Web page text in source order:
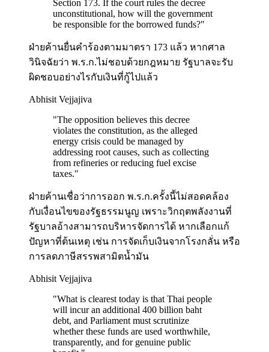
Section 173. If the court rules the decree
unconstitutional, how will the government
be responsible for the borrowed funds?"
ฝ่ายค้านยื่นคำร้องตามมาตรา 173 แล้ว หากศาล
วินิจฉัยว่า พ.ร.ก.ไม่ชอบด้วยกฎหมาย รัฐบาลจะรับ
ผิดชอบอย่างไรกับเงินที่กู้ไปแล้ว
Abhisit Vejjajiva
"The opposition believes this decree
violates the constitution, as the alleged
energy crisis could be managed by
addressing root causes, such as collecting
from refineries or reducing fuel excise
taxes."
ฝ่ายค้านเชื่อว่าการออก พ.ร.ก.ครั้งนี้ไม่สอดคล้อง
กับเงื่อนไขของรัฐธรรมนูญ เพราะวิกฤตพลังงานที่
รัฐบาลอ้างสามารถบริหารจัดการได้ หากเลือกแก้
ปัญหาที่ต้นเหตุ เช่น การจัดเก็บเงินจากโรงกลั่น หรือ
การลดภาษีสรรพสามิตน้ำมัน
Abhisit Vejjajiva
"What is clearest today is that Thai people
will incur an additional 400 billion baht
debt, and Parliament must scrutinize
whether these funds are used worthwhile,
transparently, and for genuine public